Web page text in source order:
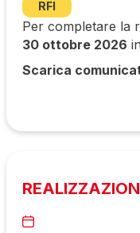
RFI
Per completare la
30 ottobre 2026
Scarica